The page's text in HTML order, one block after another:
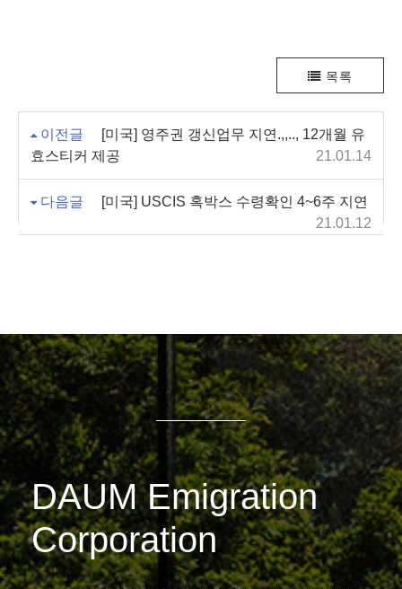
목록
이전글
[미국] 영주권 갱신업무 지연.,,.., 12개월 유
효스티커 제공
21.01.14
다음글
[미국] USCIS 혹박스 수령확인 4~6주 지연
21.01.12
DAUM Emigration
Corporation